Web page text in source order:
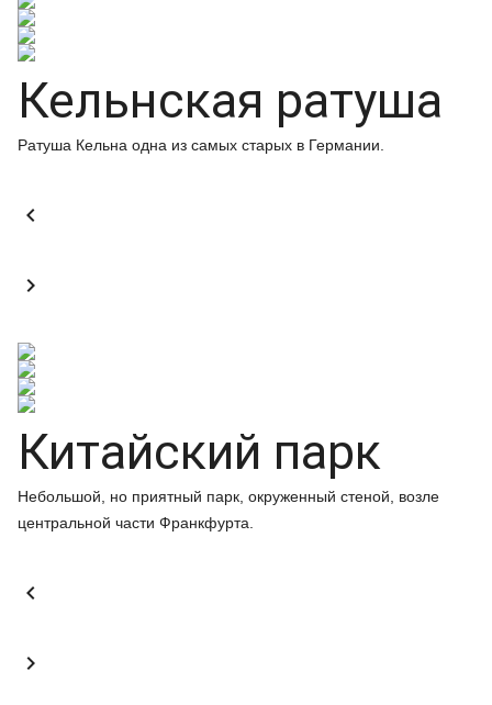
Кельнская ратуша
Ратуша Кельна одна из самых старых в Германии.


Китайский парк
Небольшой, но приятный парк, окруженный стеной, возле
центральной части Франкфурта.

